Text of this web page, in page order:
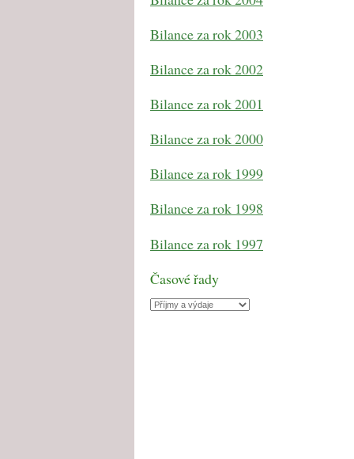
Bilance za rok 2003
Bilance za rok 2002
Bilance za rok 2001
Bilance za rok 2000
Bilance za rok 1999
Bilance za rok 1998
Bilance za rok 1997
Časové řady